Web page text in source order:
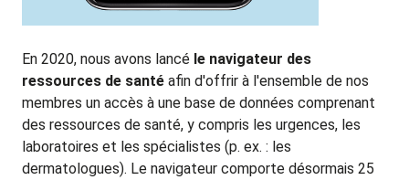
En 2020, nous avons lancé le navigateur des
ressources de santé afin d'offrir à l'ensemble de nos
membres un accès à une base de données comprenant
des ressources de santé, y compris les urgences, les
laboratoires et les spécialistes (p. ex. : les
dermatologues). Le navigateur comporte désormais 25